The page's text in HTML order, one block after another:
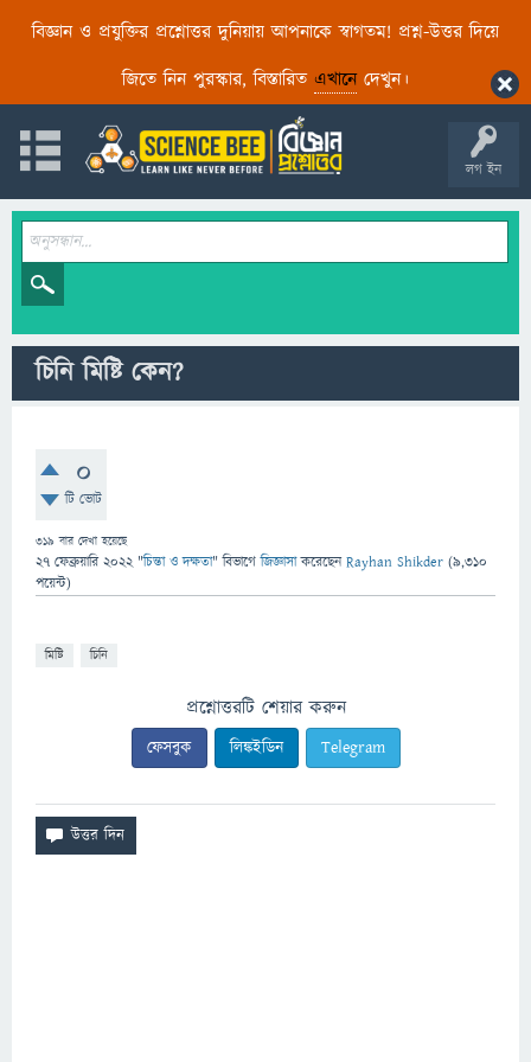
বিজ্ঞান ও প্রযুক্তির প্রশ্নোত্তর দুনিয়ায় আপনাকে স্বাগতম! প্রশ্ন-উত্তর দিয়ে
জিতে নিন পুরস্কার, বিস্তারিত এখানেদেখুন।
লগ ইন
চিনি মিষ্টি কেন?
0
টি ভোট
319 বার দেখা হয়েছে
27 ফেব্রুয়ারি 2022 "চিন্তা ও দক্ষতা" বিভাগে জিজ্ঞাসাকরেছেনRayhan Shikder (9,310
পয়েন্ট)
মিষ্টি চিনি
প্রশ্নোত্তরটি শেয়ার করুন
ফেসবুক লিঙ্কইডিন Telegram